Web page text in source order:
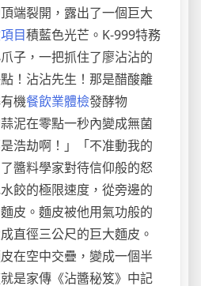
端裂開，露出了一個巨大
目積藍色光芒。K-999特務
子，一把抓住了廖沾沾的
！沾沾先生！那是醋酸離
機餐飲業體檢發酵物
泥在零點一秒內變成無菌
浩劫啊！」「不准動我的
醬料學家對待信仰般的怒
餃的極限速度，從旁邊的
皮。麵皮被他用氣功般的
直徑三公尺的巨大麵皮。
在空中交疊，變成一個半
是家傳《沾醬秘笈》中記